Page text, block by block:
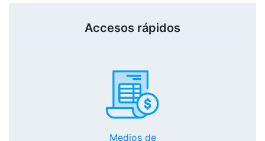
Accesos rápidos
Medios de